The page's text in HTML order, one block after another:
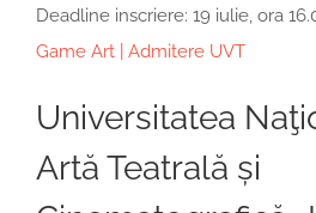
Deadline inscriere: 19 iulie, ora
Game Art | Admitere UVT
Universitatea
Artă Teatrală și